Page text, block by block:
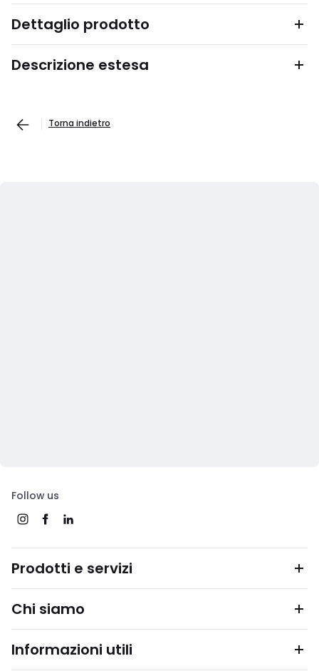
Dettaglio prodotto
Descrizione estesa
Torna indietro
Follow us
Prodotti e servizi
Chi siamo
Informazioni utili